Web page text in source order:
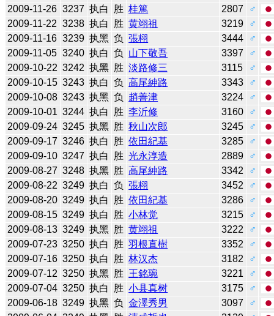
2009-11-26 3237 执白 胜 桂篤 2807
♂
2009-11-22 3238 执白 胜 黄翊祖 3219
♂
2009-11-16 3239 执黑 负 張栩 3444
♂
2009-11-05 3240 执白 负 山下敬吾 3397
♂
2009-10-22 3242 执黑 胜 淡路修三 3115
♂
2009-10-15 3243 执白 负 高尾紳路 3343
♂
2009-10-08 3243 执黑 负 趙善津 3224
♂
2009-10-01 3244 执白 胜 李沂修 3160
♂
2009-09-24 3245 执黑 胜 秋山次郎 3245
♂
2009-09-17 3246 执白 胜 依田紀基 3285
♂
2009-09-10 3247 执白 胜 光永淳造 2889
♂
2009-08-27 3248 执黑 胜 高尾紳路 3342
♂
2009-08-22 3249 执白 负 張栩 3452
♂
2009-08-20 3249 执白 胜 依田紀基 3286
♂
2009-08-15 3249 执白 胜 小林觉 3215
♂
2009-08-13 3249 执黑 胜 黄翊祖 3222
♂
2009-07-23 3250 执白 胜 羽根直樹 3352
♂
2009-07-16 3250 执白 胜 林汉杰 3182
♂
2009-07-12 3250 执黑 胜 王銘琬 3221
♂
2009-07-04 3250 执白 胜 小县真树 3175
♂
2009-06-18 3249 执黑 负 金澤秀男 3097
♂